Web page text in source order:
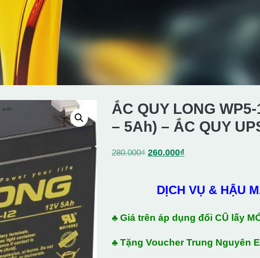
ẮC QUY LONG
– 5Ah) – ẮC QUY
280.000₫ Giá
280.000₫.
260.000₫Giá
là:
DỊCH VỤ & HẬU
♣ Giá trên áp dụng đổi CŨ lấy
♣ Tặng Voucher Trung Nguyên